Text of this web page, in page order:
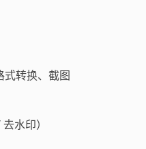
式转换、截图
水印）